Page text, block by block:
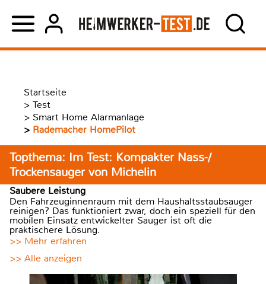
Startseite
> Test
> Smart Home Alarmanlage
> Rademacher HomePilot
Topthema: Im Test: Kompakter Nass-/
Trockensauger von Michelin
Saubere Leistung
Den Fahrzeuginnenraum mit dem Haushaltsstaubsauger
reinigen? Das funktioniert zwar, doch ein speziell für den
mobilen Einsatz entwickelter Sauger ist oft die
praktischere Lösung.
>> Mehr erfahren
>> Alle anzeigen